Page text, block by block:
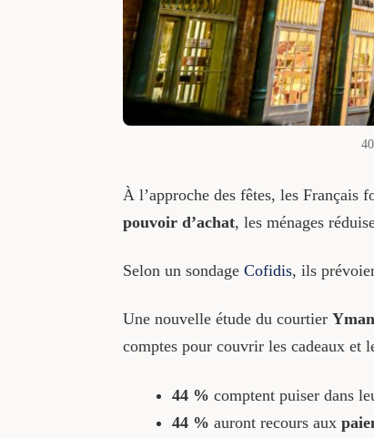
À l’approche des fêtes, les Français
pouvoir d’achat, les ménages
Selon un sondage Cofidis, ils
Une nouvelle étude du courtier
comptes pour couvrir les cadeaux et
44 % comptent puiser dans
44 % auront recours aux